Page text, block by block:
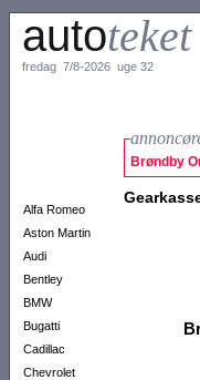
autoteket
fredag 7/8-2026 uge 32
Alfa Romeo
Aston Martin
Audi
Bentley
BMW
Bugatti
Cadillac
Chevrolet
Brøndby